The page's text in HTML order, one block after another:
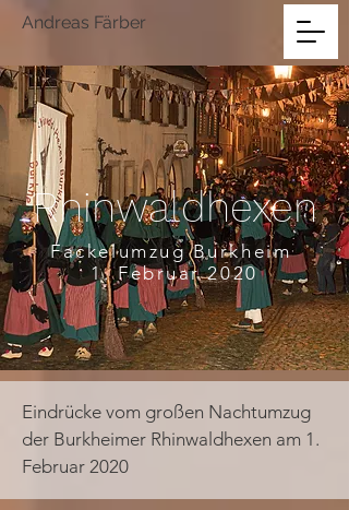
Andreas Färber
Rhinwaldhexen
FackelumzugBurkheim
1. Februar 2020
Eindrücke vom großen Nachtumzug
der Burkheimer Rhinwaldhexen am 1.
Februar 2020